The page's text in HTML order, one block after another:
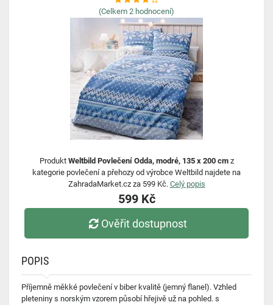
(Celkem 2 hodnocení)
Produkt Weltbild Povlečení Odda, modré, 135 x 200 cmz
kategorie povlečení a přehozy od výrobce Weltbild najdete na
ZahradaMarket.cz za 599 Kč. Celý popis
599 Kč
Ověřit dostupnost
POPIS
Příjemně měkké povlečení v biber kvalitě (jemný flanel). Vzhled
pleteniny s norským vzorem působí hřejivě už na pohled. s